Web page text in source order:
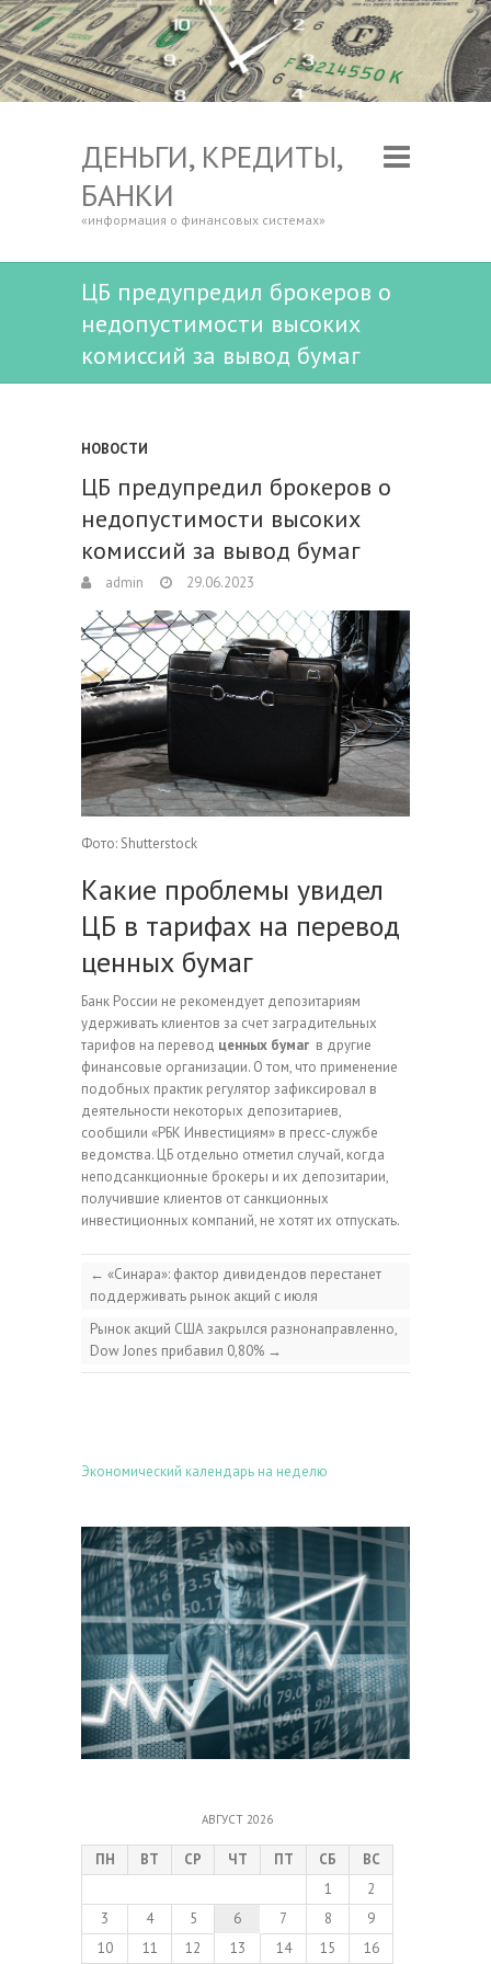
ДЕНЬГИ, КРЕДИТЫ,
БАНКИ
«информация о финансовых системах»
ЦБ предупредил брокеров о
недопустимости высоких
комиссий за вывод бумаг
НОВОСТИ
ЦБ предупредил брокеров о
недопустимости высоких
комиссий за вывод бумаг
admin 29.06.2023
Фото: Shutterstock
Какие проблемы увидел
ЦБ в тарифах на перевод
ценных бумаг
Банк России не рекомендует депозитариям
удерживать клиентов за счет заградительных
тарифов на перевод ценных бумаг в другие
финансовые организации. О том, что применение
подобных практик регулятор зафиксировал в
деятельности некоторых депозитариев,
сообщили «РБК Инвестициям» в пресс-службе
ведомства. ЦБ отдельно отметил случай, когда
неподсанкционные брокеры и их депозитарии,
получившие клиентов от санкционных
инвестиционных компаний, не хотят их отпускать.
← «Синара»: фактор дивидендов перестанет
поддерживать рынок акций с июля
Рынок акций США закрылся разнонаправленно,
Dow Jones прибавил 0,80% →
Экономический календарь на неделю
АВГУСТ 2026
ПН ВТ СР ЧТ ПТ СБ
ВС
1
2
3
4 5 6 7 8
9
10
11 12 13 14 15 16